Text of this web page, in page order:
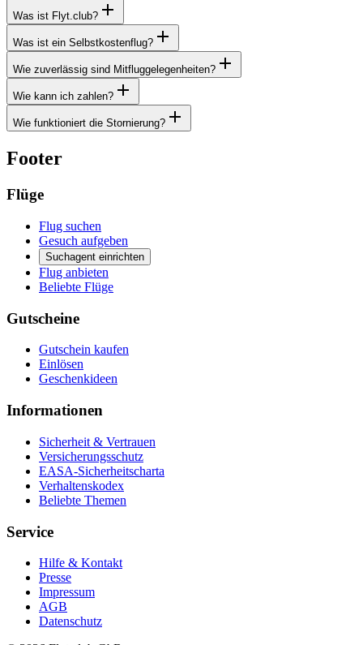
Was ist Flyt.club?
Was ist ein Selbstkostenflug?
Wie zuverlässig sind Mitfluggelegenheiten?
Wie kann ich zahlen?
Wie funktioniert die Stornierung?
Footer
Flüge
Flug suchen
Gesuch aufgeben
Suchagent einrichten
Flug anbieten
Beliebte Flüge
Gutscheine
Gutschein kaufen
Einlösen
Geschenkideen
Informationen
Sicherheit & Vertrauen
Versicherungsschutz
EASA-Sicherheitscharta
Verhaltenskodex
Beliebte Themen
Service
Hilfe & Kontakt
Presse
Impressum
AGB
Datenschutz